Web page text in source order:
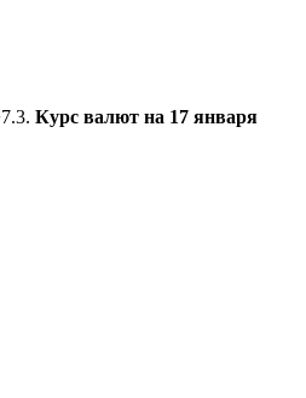
Курс валют на 17 января